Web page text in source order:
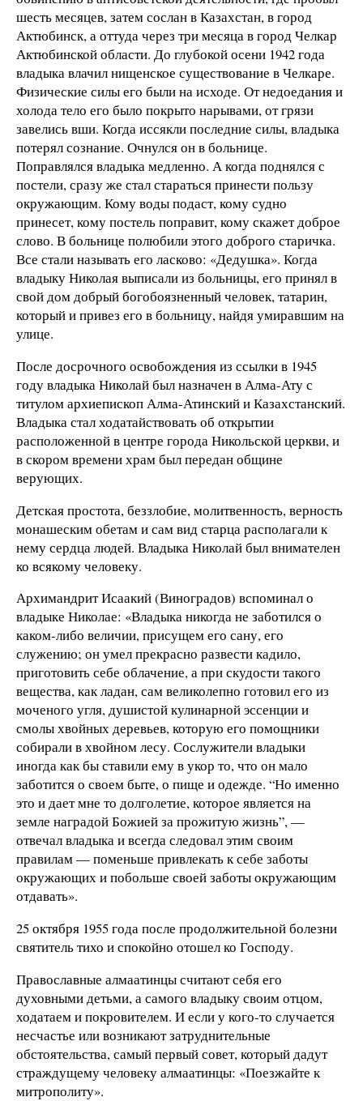
шесть месяцев, затем сослан в Казахстан, в город
Актюбинск, а оттуда через три месяца в город Челкар
Актюбинской области. До глубокой осени 1942 года
владыка влачил нищенское существование в Челкаре.
Физические силы его были на исходе. От недоедания и
холода тело его было покрыто нарывами, от грязи
завелись вши. Когда иссякли последние силы, владыка
потерял сознание. Очнулся он в больнице.
Поправлялся владыка медленно. А когда поднялся с
постели, сразу же стал стараться принести пользу
окружающим. Кому воды подаст, кому судно
принесет, кому постель поправит, кому скажет доброе
слово. В больнице полюбили этого доброго старичка.
Все стали называть его ласково: «Дедушка». Когда
владыку Николая выписали из больницы, его принял в
свой дом добрый богобоязненный человек, татарин,
который и привез его в больницу, найдя умиравшим на
улице.
После досрочного освобождения из ссылки в 1945
году владыка Николай был назначен в Алма-Ату с
титулом архиепископ Алма-Атинский и Казахстанский.
Владыка стал ходатайствовать об открытии
расположенной в центре города Никольской церкви, и
в скором времени храм был передан общине
верующих.
Детская простота, беззлобие, молитвенность, верность
монашеским обетам и сам вид старца располагали к
нему сердца людей. Владыка Николай был внимателен
ко всякому человеку.
Архимандрит Исаакий (Виноградов) вспоминал о
владыке Николае: «Владыка никогда не заботился о
каком-либо величии, присущем его сану, его
служению; он умел прекрасно развести кадило,
приготовить себе облачение, а при скудости такого
вещества, как ладан, сам великолепно готовил его из
моченого угля, душистой кулинарной эссенции и
смолы хвойных деревьев, которую его помощники
собирали в хвойном лесу. Сослужители владыки
иногда как бы ставили ему в укор то, что он мало
заботится о своем быте, о пище и одежде. “Но именно
это и дает мне то долголетие, которое является на
земле наградой Божией за прожитую жизнь”, —
отвечал владыка и всегда следовал этим своим
правилам — поменьше привлекать к себе заботы
окружающих и побольше своей заботы окружающим
отдавать».
25 октября 1955 года после продолжительной болезни
святитель тихо и спокойно отошел ко Господу.
Православные алмаатинцы считают себя его
духовными детьми, а самого владыку своим отцом,
ходатаем и покровителем. И если у кого-то случается
несчастье или возникают затруднительные
обстоятельства, самый первый совет, который дадут
страждущему человеку алмаатинцы: «Поезжайте к
митрополиту».